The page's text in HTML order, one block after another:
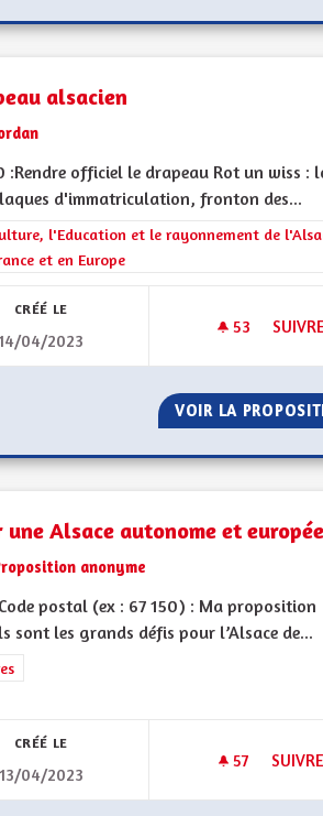
alsacien
:Rendre officiel le drapeau Rot un wiss :
d'immatriculation, fronton des...
les résultats de la catégorie : La Culture,
l'Education et le rayonnement de
et en Europe
CRÉÉ LE
04/2023
53 53
VOIR LA
une Alsace autonome et
anonyme
postal (ex : 67 150) : Ma proposition
sont les grands défis pour l’Alsace de...
les résultats de la catégorie : Autres
CRÉÉ LE
13/04/2023
57 57
SUIVRE